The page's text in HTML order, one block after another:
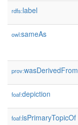
rdfs:label
owl:sameAs
prov:wasDerivedFrom
foaf:depiction
foaf:isPrimaryTopicOf